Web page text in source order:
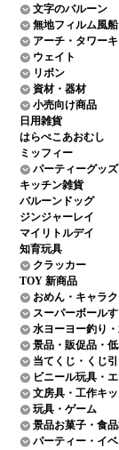
文字のバルーン
無地フィルム風船
アーチ・タワーキ
ウェイト
リボン
資材・器材
小売向け商品
日用雑貨
はらぺこあおむし
ミッフィー
パーティーグッズ
キッチン雑貨
バルーンドッグ
ジンジャーレイ
マイリトルデイ
知育玩具
クラッカー
TOY 新商品
おめん・キャラ
スーパーボール
水ヨーヨー釣り
景品・販促品・
当てくじ・くじ
ビニール玩具・
文房具・工作キッ
玩具・ゲーム
景品お菓子・食
パーティー・イ